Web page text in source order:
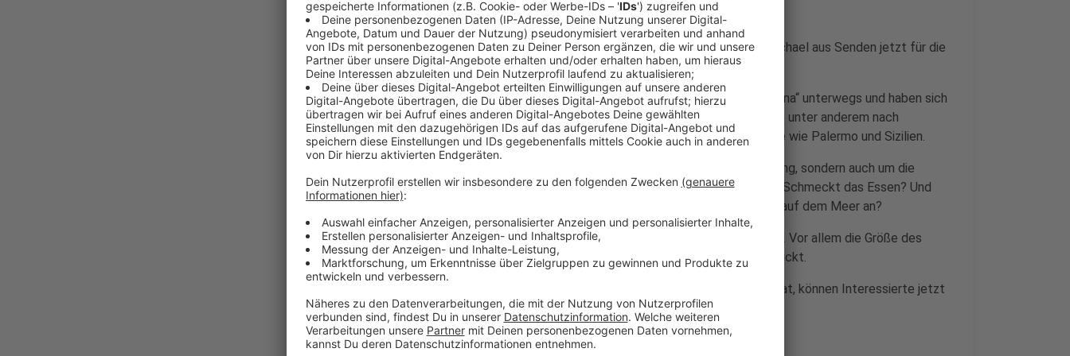
Genau dieses Erlebnis haben Ilona Zimmermann und ihr Freund Michael aus Senden jetzt für die
Sat.1-Sendung „Kreuzfahrt-Check“ getestet.
Im Auftrag von SpiegelTV waren die beiden auf der „Costa Toscana“ unterwegs und haben sich
das Kreuzfahrtschiff ganz genau angeschaut. Die Reise führte sie unter anderem nach
Marokko, Tunesien sowie an verschiedene italienische Küstenorte wie Palermo und Sizilien.
Dabei ging es nicht nur um traumhafte Ausblicke und Urlaubsfeeling, sondern auch um die
Frage: Wie gut ist eine Kreuzfahrt wirklich? Wie sind die Kabinen? Schmeckt das Essen? Und
fühlt sich so ein riesiges Schiff tatsächlich wie eine kleine Stadt auf dem Meer an?
Für Ilona Zimmermann war die Reise ein ganz besonderes Erlebnis. Vor allem die Größe des
Schiffes und die vielen Möglichkeiten an Bord hätten sie beeindruckt.
Wie die „Costa Toscana“ beim Kreuzfahrt-Check abgeschnitten hat, können Interessierte jetzt
selbst sehen. Die Sendung gibt es HIERzum streamen.
Anzeige